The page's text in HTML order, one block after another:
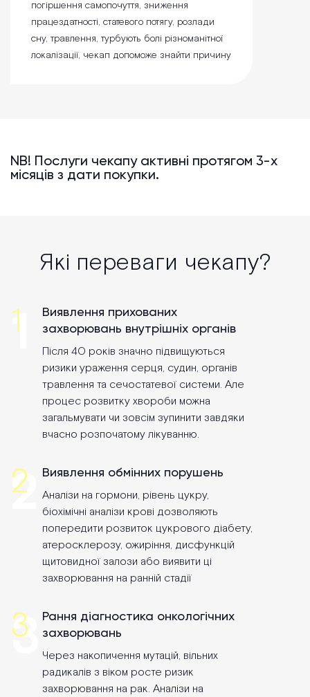
погіршення самопочуття, зниження
працездатності, статевого потягу, розлади
сну, травлення, турбують болі різноманітної
локалізації, чекап допоможе знайти причину
NB! Послуги чекапу активні протягом 3-х
місяців з дати покупки.
Які переваги чекапу?
1
1
Виявлення прихованих
захворювань внутрішніх органів
Після 40 років значно підвищуються
ризики ураження серця, судин, органів
травлення та сечостатевої системи. Але
процес розвитку хвороби можна
загальмувати чи зовсім зупинити завдяки
вчасно розпочатому лікуванню.
2
2
Виявлення обмінних порушень
Аналізи на гормони, рівень цукру,
біохімічні аналізи крові дозволяють
попередити розвиток цукрового діабету,
атеросклерозу, ожиріння, дисфункцій
щитовидної залози або виявити ці
захворювання на ранній стадії
3
3
Рання діагностика онкологічних
захворювань
Через накопичення мутацій, вільних
радикалів з віком росте ризик
захворювання на рак. Аналізи на